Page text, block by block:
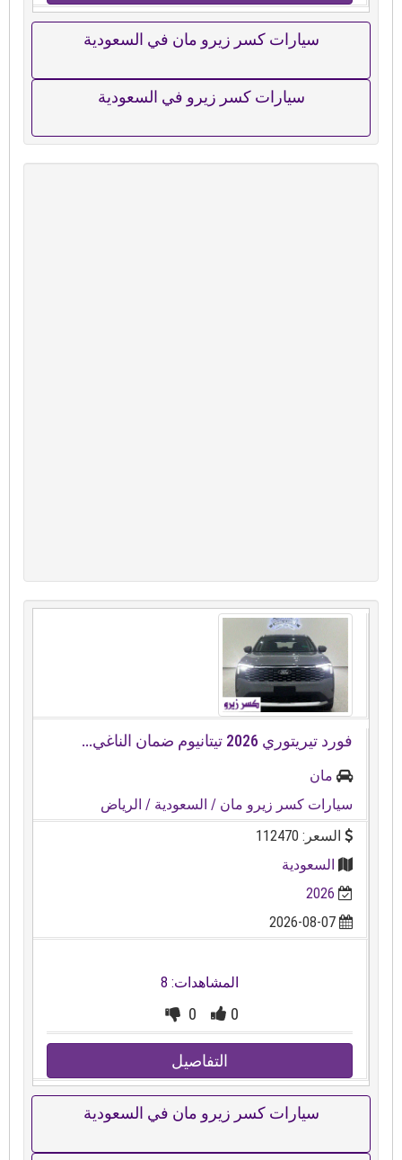
سيارات كسر زيرو مان في السعودية
سيارات كسر زيرو في السعودية
فورد تيريتوري ⁦⁦2026⁩⁩ تيتانيوم ضمان الناغي...
مان
سيارات كسر زيرو مان/ السعودية/ الرياض
السعر: 112470
السعودية
2026
2026-08-07
المشاهدات: 8
0
0
التفاصيل
سيارات كسر زيرو مان في السعودية